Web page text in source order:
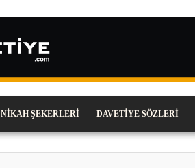
NIKAH ŞEKERLERI DAVETIYE SÖZLERI